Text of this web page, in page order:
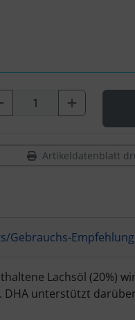
Artikeldatenblatt
Gebrauchs-Empfehlung
Lachsöl (20%)
unterstützt